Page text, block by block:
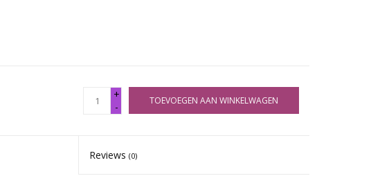
+
-
TOEVOEGEN AAN WINKELWAGEN
Reviews(0)